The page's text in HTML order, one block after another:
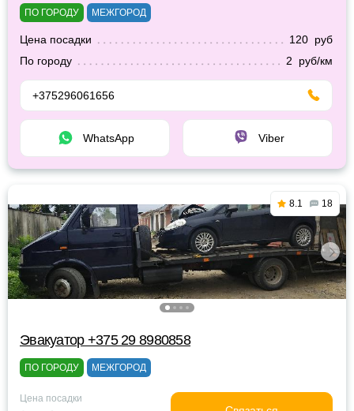
ПО ГОРОДУ МЕЖГОРОД
Цена посадки
120 руб
По городу
2 руб/км
+375296061656
WhatsApp Viber
8.1 18
Эвакуатор +375 29 8980858
ПО ГОРОДУ МЕЖГОРОД
Цена посадки